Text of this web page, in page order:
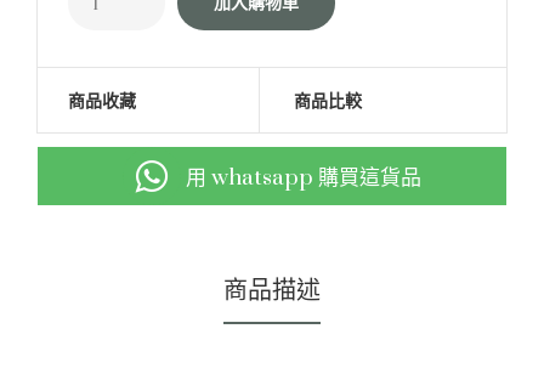
商品收藏 商品比較
用 whatsapp 購買這貨品
商品描述